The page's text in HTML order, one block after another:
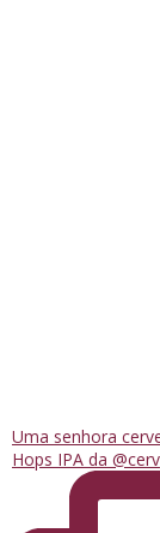
Uma senhora
Hops IPA da @cerv